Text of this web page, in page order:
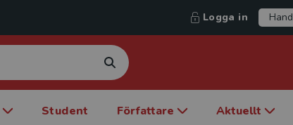
Logga in
Student Författare Aktuellt